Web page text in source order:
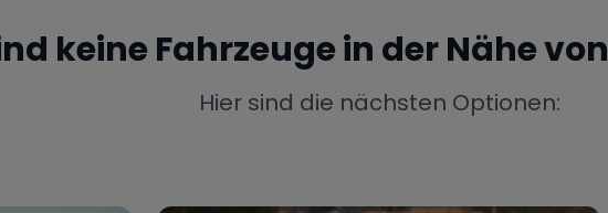
keine Fahrzeuge in der Nähe von
Hier sind die nächsten Optionen: